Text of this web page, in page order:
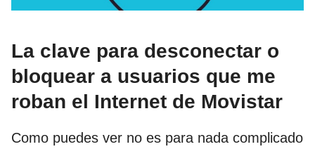
La clave para desconectar o
bloquear a usuarios que me
roban el Internet de Movistar
Como puedes ver no es para nada complicado